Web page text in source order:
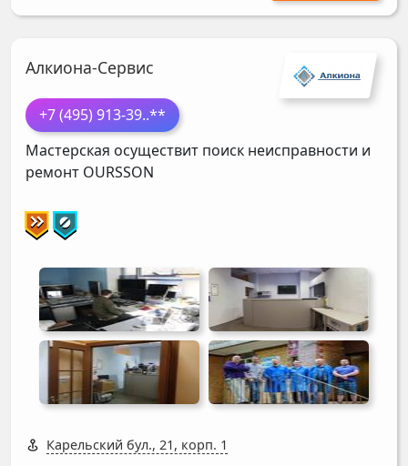
Алкиона-Сервис
+7 (495) 913-39..**
Мастерская осуществит поиск неисправности и
ремонт OURSSON
Карельский бул., 21, корп. 1